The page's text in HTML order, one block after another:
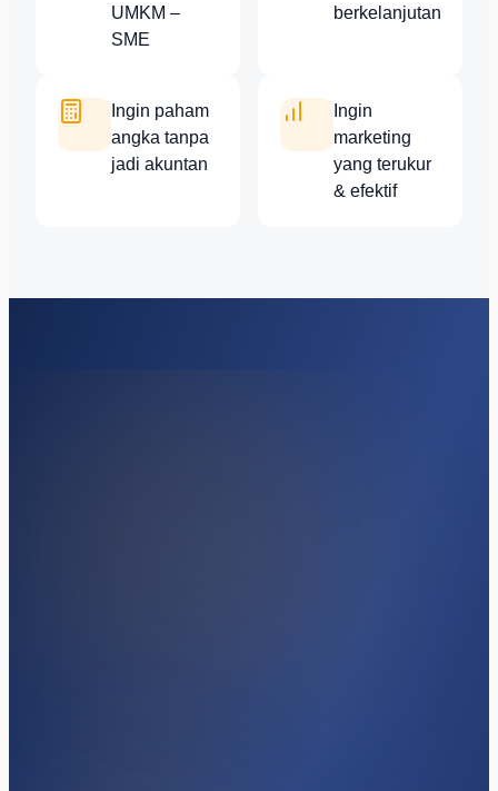
UMKM –
SME
berkelanjutan
Ingin paham
angka tanpa
jadi akuntan
Ingin
marketing
yang terukur
& efektif